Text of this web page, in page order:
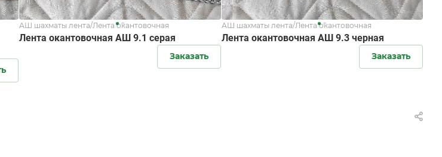
АШ шахматы лента/Лента окантовочная
Лента окантовочная АШ 9.1 серая
Заказать
АШ шахматы лента/Лента окантовочная
Лента окантовочная АШ 9.3 черная
Заказать